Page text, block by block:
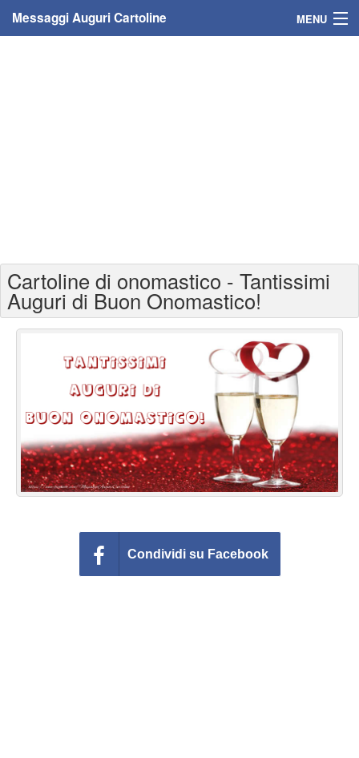
Messaggi Auguri Cartoline MENU
Cartoline auguri anni
Cartoline giorni anno
Cartoline giorni settimana
Cartoline musicali
Cartoline animate
Accedi
Cartoline di onomastico - Tantissimi
Auguri di Buon Onomastico!
Condividi su Facebook